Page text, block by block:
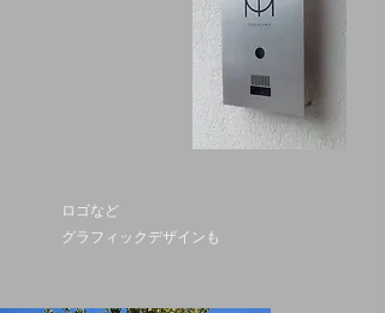
ロゴなど
グラフィックデザインも